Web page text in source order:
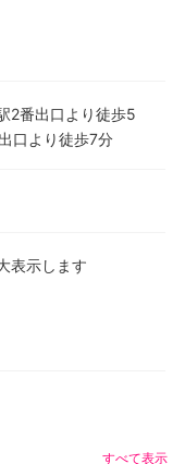
2番出口より徒歩5
口より徒歩7分
表示します
すべて表示